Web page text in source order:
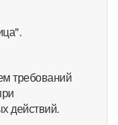
требований
действий.